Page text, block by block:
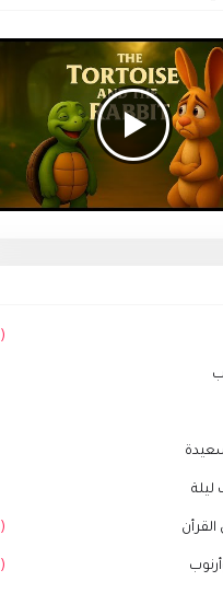
(19)
ليلة
(10)
(10)